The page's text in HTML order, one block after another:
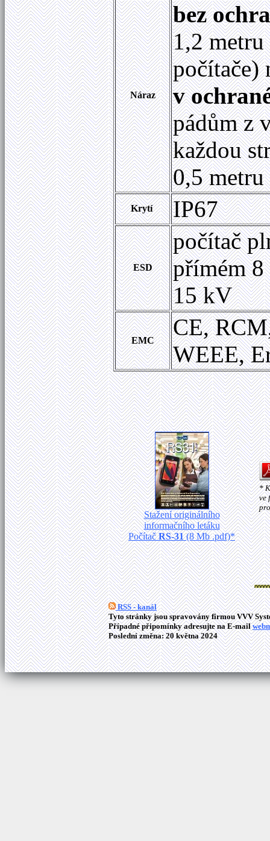
Náraz
bez
1,2 metru
počítače)
v
pádům z
každou
0,5 metru
Krytí IP67
ESD
počítač
přímém 8
15 kV
EMC
CE,
WEEE,
Stažení originálního
informačního letáku
PočítačRS-31(8 Mb .pdf)*
*
ve
RSS - kanál
Tyto stránky jsou spravovány firmou VVV
Případné připomínky adresujte na E-mail
Poslední změna: 20 května 2024